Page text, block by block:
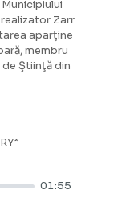
Zarr
aparţine
membru
Ştiinţă din
01:55